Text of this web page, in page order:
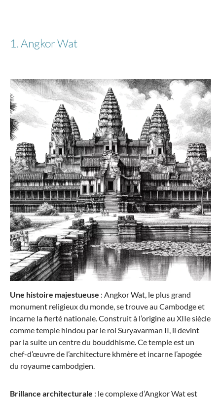
-10%
Samsonite
Valise à roulettes DREAM2GO
99,00 €* à partir de 69,31 €*
-10%
1. Angkor Wat
Une histoire majestueuse : Angkor Wat, le plus grand
monument religieux du monde, se trouve au Cambodge et
incarne la fierté nationale. Construit à l’origine au XIIe siècle
comme temple hindou par le roi Suryavarman II, il devint
par la suite un centre du bouddhisme. Ce temple est un
chef-d’œuvre de l’architecture khmère et incarne l’apogée
du royaume cambodgien.
Brillance architecturale : le complexe d’Angkor Wat est